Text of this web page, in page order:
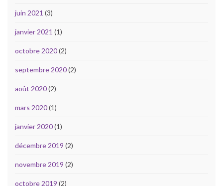
juin 2021 (3)
janvier 2021 (1)
octobre 2020(2)
septembre 2020(2)
août 2020(2)
mars 2020(1)
janvier 2020(1)
décembre 2019 (2)
novembre 2019 (2)
octobre 2019 (2)